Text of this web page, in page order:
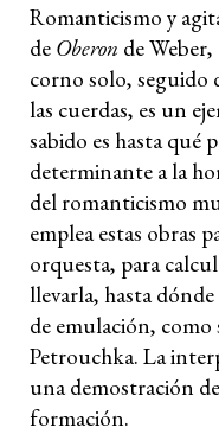
Romanticismo y
de Oberon de
corno solo, seguido
las cuerdas, es un
sabido es hasta qué
determinante a la
del romanticismo
emplea estas obras
orquesta, para
llevarla, hasta
de emulación,
Petrouchka. La
una demostración
formación.